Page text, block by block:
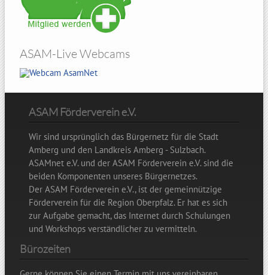
ASAM-Live Webcams
ASAM Förderverein e.V.
Wir sind ursprünglich das Bürgernetz für die Stadt
Amberg und den Landkreis Amberg - Sulzbach.
ASAMnet e.V. und der ASAM Förderverein e.V. sind die
beiden Komponenten unseres Bürgernetzes.
Der ASAM Förderverein e.V., ist der gemeinnützige
Förderverein für die Region Oberpfalz. Er hat es sich
zur Aufgabe gemacht, das Internet durch Schulungen
und Workshops verständlicher zu vermitteln.
Bürozeiten